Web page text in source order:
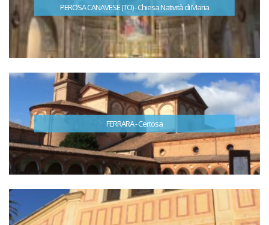
PEROSA CANAVESE (TO) - Chiesa Natività di Maria
FERRARA - Certosa